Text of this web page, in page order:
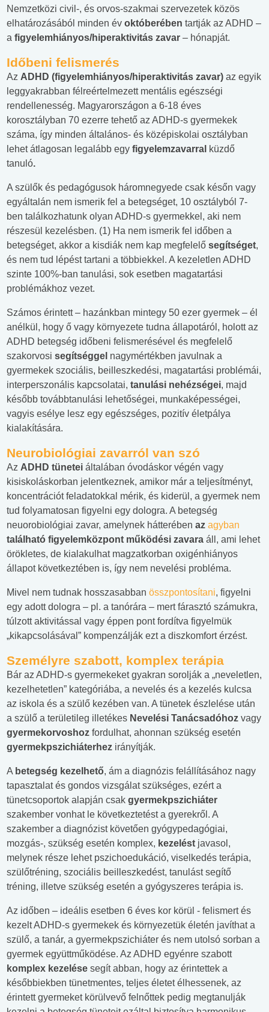
Nemzetközi civil-, és orvos-szakmai szervezetek közös
elhatározásából minden év októberében tartják az ADHD –
a figyelemhiányos/hiperaktivitás zavar – hónapját.
Időbeni felismerés
Az ADHD (figyelemhiányos/hiperaktivitás zavar) az egyik
leggyakrabban félreértelmezett mentális egészségi
rendellenesség. Magyarországon a 6-18 éves
korosztályban 70 ezerre tehető az ADHD-s gyermekek
száma, így minden általános- és középiskolai osztályban
lehet átlagosan legalább egy figyelemzavarral küzdő
tanuló.
A szülők és pedagógusok háromnegyede csak későn vagy
egyáltalán nem ismerik fel a betegséget, 10 osztályból 7-
ben találkozhatunk olyan ADHD-s gyermekkel, aki nem
részesül kezelésben. (1) Ha nem ismerik fel időben a
betegséget, akkor a kisdiák nem kap megfelelő segítséget,
és nem tud lépést tartani a többiekkel. A kezeletlen ADHD
szinte 100%-ban tanulási, sok esetben magatartási
problémákhoz vezet.
Számos érintett – hazánkban mintegy 50 ezer gyermek – él
anélkül, hogy ő vagy környezete tudna állapotáról, holott az
ADHD betegség időbeni felismerésével és megfelelő
szakorvosi segítséggel nagymértékben javulnak a
gyermekek szociális, beilleszkedési, magatartási problémái,
interperszonális kapcsolatai, tanulási nehézségei, majd
később továbbtanulási lehetőségei, munkaképességei,
vagyis esélye lesz egy egészséges, pozitív életpálya
kialakítására.
Neurobiológiai zavarról van szó
Az ADHD tünetei általában óvodáskor végén vagy
kisiskoláskorban jelentkeznek, amikor már a teljesítményt,
koncentrációt feladatokkal mérik, és kiderül, a gyermek nem
tud folyamatosan figyelni egy dologra. A betegség
neuorobiológiai zavar, amelynek hátterében az agyban
található figyelemközpont működési zavara áll, ami lehet
örökletes, de kialakulhat magzatkorban oxigénhiányos
állapot következtében is, így nem nevelési probléma.
Mivel nem tudnak hosszasabban összpontosítani, figyelni
egy adott dologra – pl. a tanórára – mert fárasztó számukra,
túlzott aktivitással vagy éppen pont fordítva figyelmük
„kikapcsolásával” kompenzálják ezt a diszkomfort érzést.
Személyre szabott, komplex terápia
Bár az ADHD-s gyermekeket gyakran sorolják a „neveletlen,
kezelhetetlen” kategóriába, a nevelés és a kezelés kulcsa
az iskola és a szülő kezében van. A tünetek észlelése után
a szülő a területileg illetékes Nevelési Tanácsadóhoz vagy
gyermekorvoshoz fordulhat, ahonnan szükség esetén
gyermekpszichiáterhez irányítják.
A betegség kezelhető, ám a diagnózis felállításához nagy
tapasztalat és gondos vizsgálat szükséges, ezért a
tünetcsoportok alapján csak gyermekpszichiáter
szakember vonhat le következtetést a gyerekről. A
szakember a diagnózist követően gyógypedagógiai,
mozgás-, szükség esetén komplex, kezelést javasol,
melynek része lehet pszichoedukáció, viselkedés terápia,
szülőtréning, szociális beilleszkedést, tanulást segítő
tréning, illetve szükség esetén a gyógyszeres terápia is.
Az időben – ideális esetben 6 éves kor körül - felismert és
kezelt ADHD-s gyermekek és környezetük életén javíthat a
szülő, a tanár, a gyermekpszichiáter és nem utolsó sorban a
gyermek együttműködése. Az ADHD egyénre szabott
komplex kezelése segít abban, hogy az érintettek a
későbbiekben tünetmentes, teljes életet élhessenek, az
érintett gyermeket körülvevő felnőttek pedig megtanulják